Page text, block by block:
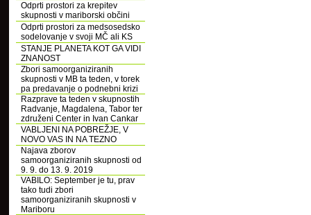
Odprti prostori za krepitev
skupnosti v mariborski občini
Odprti prostori za medsosedsko
sodelovanje v svoji MČ ali KS
STANJE PLANETA KOT GA VIDI
ZNANOST
Zbori samoorganiziranih
skupnosti v MB ta teden, v torek
pa predavanje o podnebni krizi
Razprave ta teden v skupnostih
Radvanje, Magdalena, Tabor ter
združeni Center in Ivan Cankar
VABLJENI NA POBREŽJE, V
NOVO VAS IN NA TEZNO
Najava zborov
samoorganiziranih skupnosti od
9. 9. do 13. 9. 2019
VABILO: September je tu, prav
tako tudi zbori
samoorganiziranih skupnosti v
Mariboru